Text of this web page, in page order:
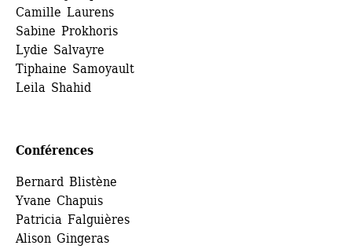
Camille Laurens
Sabine Prokhoris
Lydie Salvayre
Tiphaine Samoyault
Leila Shahid
Conférences
Bernard Blistène
Yvane Chapuis
Patricia Falguières
Alison Gingeras